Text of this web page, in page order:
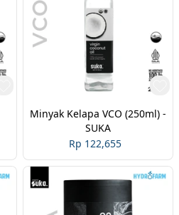
Minyak Kelapa VCO (250ml) -
SUKA
Rp 122,655